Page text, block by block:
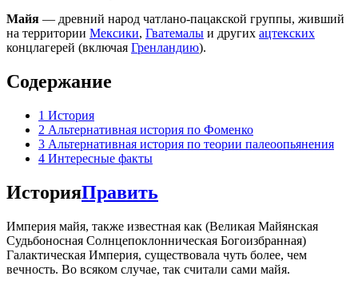
Майя — древний народ чатлано-пацакской группы, живший
на территории Мексики, Гватемалы и других ацтекских
концлагерей (включая Гренландию).
Содержание
1 История
2 Альтернативная история по Фоменко
3 Альтернативная история по теории палеоопьянения
4 Интересные факты
ИсторияПравить
Империя майя, также известная как (Великая Майянская
Судьбоносная Солнцепоклонническая Богоизбранная)
Галактическая Империя, существовала чуть более, чем
вечность. Во всяком случае, так считали сами майя.